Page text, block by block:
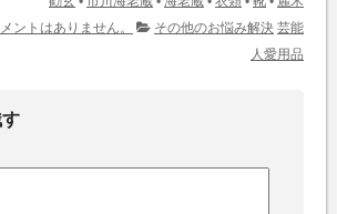
ントはありません。 その他のお悩み解決 芸能
人愛用品